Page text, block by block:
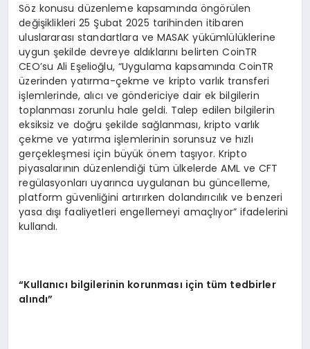
Söz konusu düzenleme kapsamında öngörülen
değişiklikleri 25 Şubat 2025 tarihinden itibaren
uluslararası standartlara ve MASAK yükümlülüklerine
uygun şekilde devreye aldıklarını belirten CoinTR
CEO’su Ali Eşelioğlu, “Uygulama kapsamında CoinTR
üzerinden yatırma-çekme ve kripto varlık transferi
işlemlerinde, alıcı ve göndericiye dair ek bilgilerin
toplanması zorunlu hale geldi. Talep edilen bilgilerin
eksiksiz ve doğru şekilde sağlanması, kripto varlık
çekme ve yatırma işlemlerinin sorunsuz ve hızlı
gerçekleşmesi için büyük önem taşıyor. Kripto
piyasalarının düzenlendiği tüm ülkelerde AML ve CFT
regülasyonları uyarınca uygulanan bu güncelleme,
platform güvenliğini artırırken dolandırıcılık ve benzeri
yasa dışı faaliyetleri engellemeyi amaçlıyor” ifadelerini
kullandı.
“Kullanıcı bilgilerinin korunması için tüm tedbirler
alındı”